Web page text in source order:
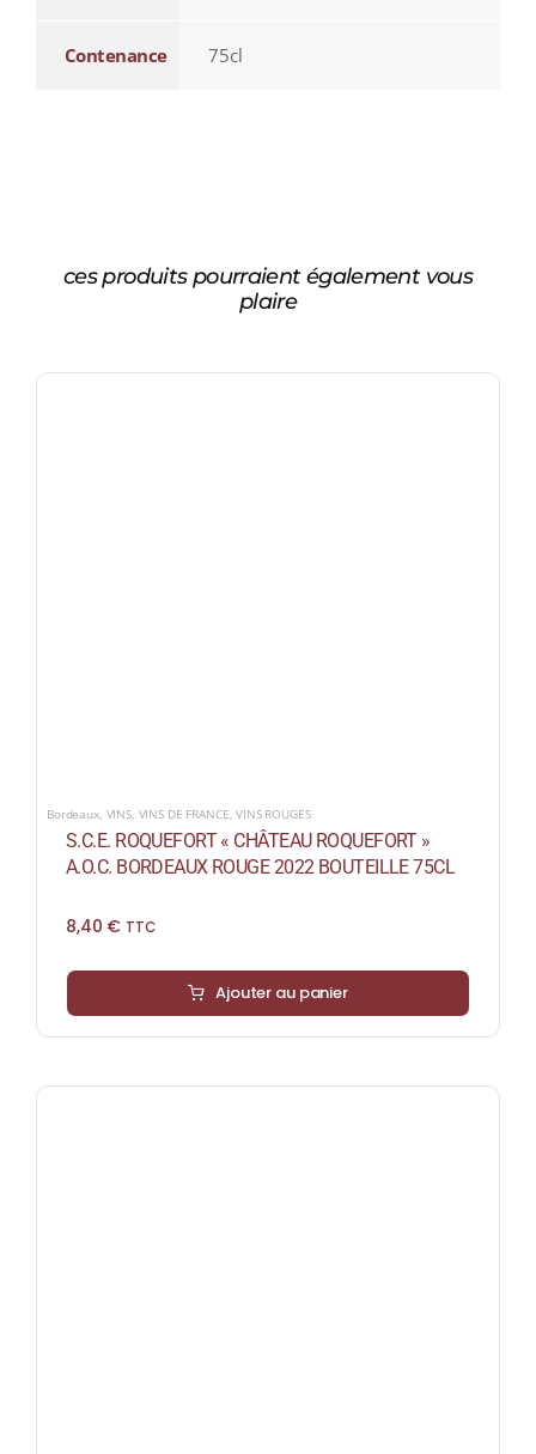
Contenance 75cl
ces produits pourraient également vous
plaire
Bordeaux, VINS, VINS DE FRANCE ,VINS ROUGES
S.C.E. ROQUEFORT « CHÂTEAU ROQUEFORT »
A.O.C. BORDEAUX ROUGE 2022 BOUTEILLE 75CL
8,40 € TTC
Ajouter au panier